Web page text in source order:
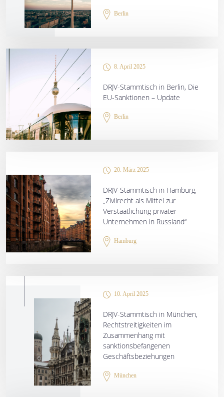
Berlin
8. April 2025
DRJV-Stammtisch in Berlin, Die
EU-Sanktionen – Update
Berlin
20. März 2025
DRJV-Stammtisch in Hamburg,
„Zivilrecht als Mittel zur
Verstaatlichung privater
Unternehmen in Russland“
Hamburg
10. April 2025
DRJV-Stammtisch in München,
Rechtstreitigkeiten im
Zusammenhang mit
sanktionsbefangenen
Geschäftsbeziehungen
München